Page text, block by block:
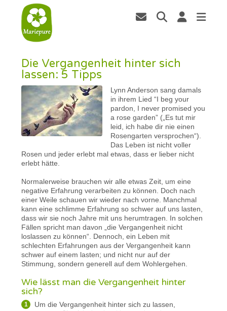
Die Vergangenheit hinter sich
lassen: 5 Tipps
Lynn Anderson sang damals
in ihrem Lied “I beg your
pardon, I never promised you
a rose garden” („Es tut mir
leid, ich habe dir nie einen
Rosengarten versprochen“).
Das Leben ist nicht voller
Rosen und jeder erlebt mal etwas, dass er lieber nicht
erlebt hätte.
Normalerweise brauchen wir alle etwas Zeit, um eine
negative Erfahrung verarbeiten zu können. Doch nach
einer Weile schauen wir wieder nach vorne. Manchmal
kann eine schlimme Erfahrung so schwer auf uns lasten,
dass wir sie noch Jahre mit uns herumtragen. In solchen
Fällen spricht man davon „die Vergangenheit nicht
loslassen zu können“. Dennoch, ein Leben mit
schlechten Erfahrungen aus der Vergangenheit kann
schwer auf einem lasten; und nicht nur auf der
Stimmung, sondern generell auf dem Wohlergehen.
Wie lässt man die Vergangenheit hinter
sich?
Um die Vergangenheit hinter sich zu lassen,